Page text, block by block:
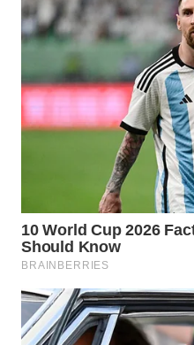
MAWAKA
ID
MARTABAT
NET
MKLI
LPKKI
LKKI